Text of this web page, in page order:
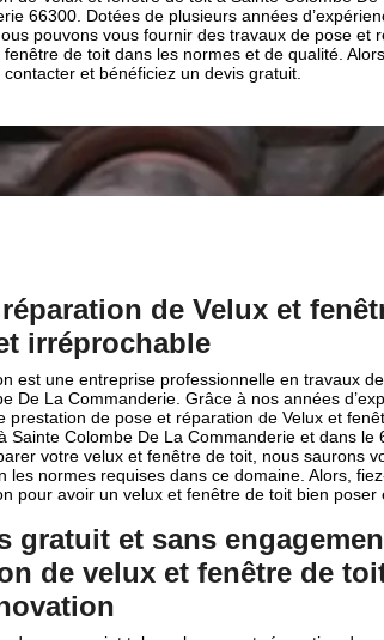
: des gants, des casques et des vêtements anti-
de Velux et
irréprochable
est une entreprise professionnelle en travaux
De La Commanderie. Grâce à nos années
prestation de pose et réparation de Velux et
Sainte Colombe De La Commanderie et dans le
votre velux et fenêtre de toit, nous saurons
les normes requises dans ce domaine. Alors,
pour avoir un velux et fenêtre de toit bien poser
gratuit et sans
de velux et fenêtre de